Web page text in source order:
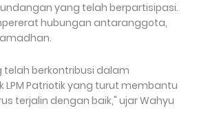
yang telah berpartisipasi.
hubungan antaranggota,
telah berkontribusi dalam
Patriotik yang turut membantu
terjalin dengan baik," ujar Wahyu